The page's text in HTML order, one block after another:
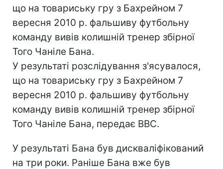
що на товариську гру з Бахрейном 7
вересня 2010 р. фальшиву футбольну
команду вивів колишній тренер збірної
Того Чаніле Бана.
У результаті розслідування з'ясувалося,
що на товариську гру з Бахрейном 7
вересня 2010 р. фальшиву футбольну
команду вивів колишній тренер збірної
Того Чаніле Бана, передає ВВС.
У результаті Бана був дискваліфікований
на три роки. Раніше Бана вже був